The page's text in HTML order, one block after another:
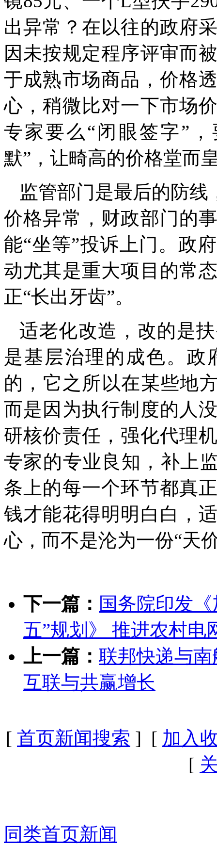
出异常？在以往的政府
因未按规定程序评审而
于成熟市场商品，价格
心，稍微比对一下市场
专家要么“闭眼签字”
默”，让畸高的价格堂而
监管部门是最后的防线
价格异常，财政部门的
能“坐等”投诉上门。政
动尤其是重大项目的常
正“长出牙齿”。
适老化改造，改的是
是基层治理的成色。政
的，它之所以在某些地
而是因为执行制度的人
研核价责任，强化代理
专家的专业良知，补上
条上的每一个环节都真
钱才能花得明明白白，
心，而不是沦为一份“天
下一篇： 国务院印发
五”规划》 推进农村电
上一篇： 联邦快递与
互联与共赢增长
[ 首页新闻搜索 ] [ 加入
[
同类首页新闻